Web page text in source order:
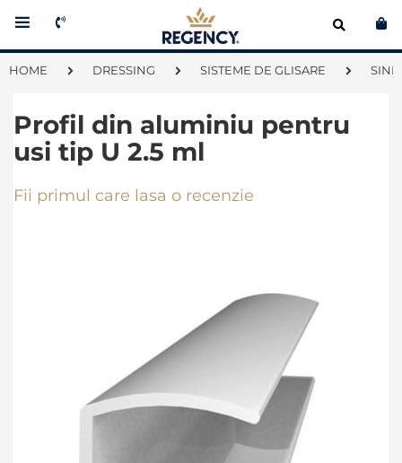
HOME DRESSING SISTEME DE GLISARE SINE
Profil din aluminiu pentru
usi tip U 2.5 ml
Fii primul care lasa o recenzie